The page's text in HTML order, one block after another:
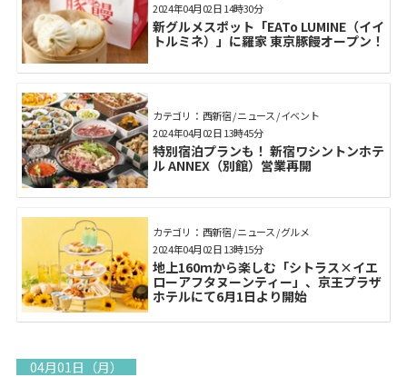
新グルメスポット「EATo LUMINE（イイ
トルミネ）」に羅家 東京豚饅オープン！
2024年04月02日 14時30分
カテゴリ： 西新宿 / ニュース / イベント
特別宿泊プランも！ 新宿ワシントンホテ
ル ANNEX（別館）営業再開
2024年04月02日 13時45分
カテゴリ： 西新宿 / ニュース / グルメ
地上160ｍから楽しむ「シトラス×イエ
ローアフタヌーンティー」、京王プラザ
ホテルにて6月1日より開始
2024年04月02日 13時15分
04月01日（月）